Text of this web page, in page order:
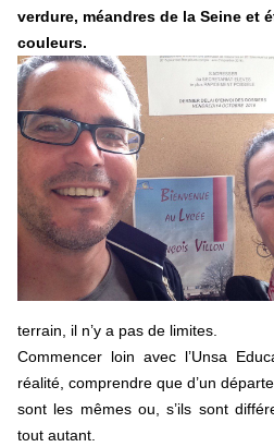
verdure, méandres de la Seine et
couleurs.
terrain, il n’y a pas de limites.
Commencer loin avec l’Unsa
réalité, comprendre que d’un
sont les mêmes ou, s’ils sont
tout autant.